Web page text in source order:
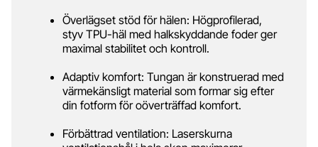
Överlägset stöd för hälen: Högprofilerad,
styv TPU-häl med halkskyddande foder ger
maximal stabilitet och kontroll.
Adaptiv komfort: Tungan är konstruerad med
värmekänsligt material som formar sig efter
din fotform för oöverträffad komfort.
Förbättrad ventilation: Laserskurna